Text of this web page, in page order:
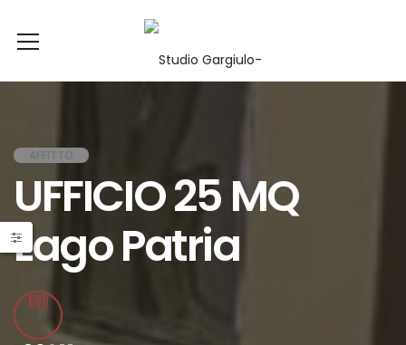
UFFICIO 25 MQ
Lago Patria